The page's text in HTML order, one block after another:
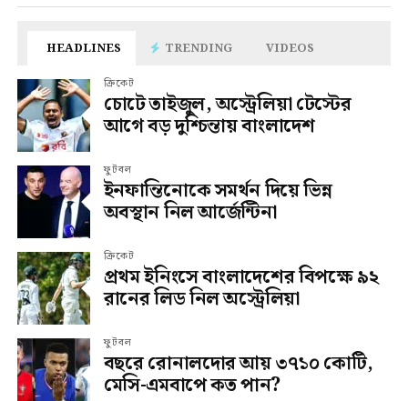
HEADLINES TRENDING VIDEOS
ক্রিকেট
চোটে তাইজুল, অস্ট্রেলিয়া টেস্টের
আগে বড় দুশ্চিন্তায় বাংলাদেশ
ফুটবল
ইনফান্তিনোকে সমর্থন দিয়ে ভিন্ন
অবস্থান নিল আর্জেন্টিনা
ক্রিকেট
প্রথম ইনিংসে বাংলাদেশের বিপক্ষে ৯২
রানের লিড নিল অস্ট্রেলিয়া
ফুটবল
বছরে রোনালদোর আয় ৩৭১০ কোটি,
মেসি-এমবাপে কত পান?